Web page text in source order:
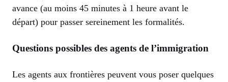
avance (au moins 45 minutes à 1 heure avant le
départ) pour passer sereinement les formalités.
Questions possibles des agents de l’immigration
Les agents aux frontières peuvent vous poser quelques